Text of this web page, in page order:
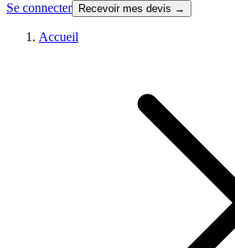
Se connecter
Recevoir mes devis →
Accueil